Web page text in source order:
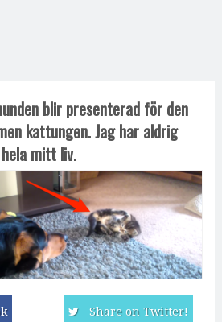
blir presenterad för den
kattungen. Jag har aldrig
mitt liv.
Share on Twitter!